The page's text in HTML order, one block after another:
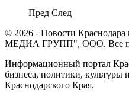
Пред След
© 2026 - Новости
МЕДИА ГРУПП", ООО. Все
Информационный портал
бизнеса, политики, культуры
Краснодарского Края.